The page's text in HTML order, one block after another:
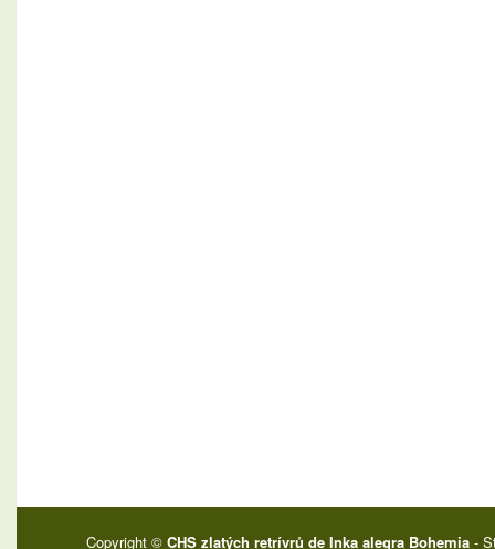
Copyright © CHS zlatých retrívrů de Inka alegra Bohemia -